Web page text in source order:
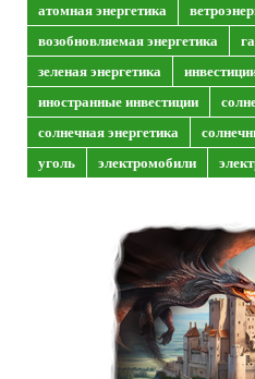
атомная энергетика
возобновляемая энергетика
зеленая энергетика
иностранные инвестиции
солнечная энергетика
уголь
электромобили